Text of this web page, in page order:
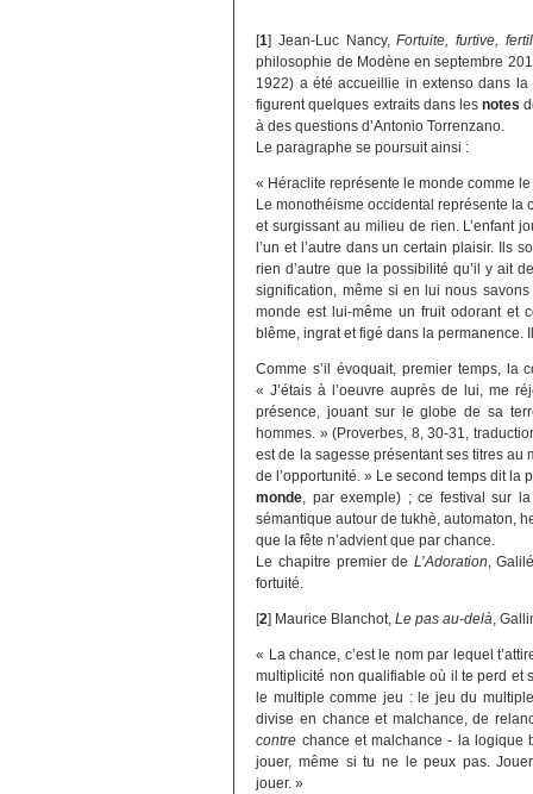
[1]Jean-Luc Nancy,Fortuite, furtive,
philosophie de Modène en septembre
1922) a été accueillie in extenso dans la
figurent quelques extraits dans les notes
à des questions d’Antonio Torrenzano.
Le paragraphe se poursuit ainsi :
« Héraclite représente le monde comme
Le monothéisme occidental représente la
et surgissant au milieu de rien. L’enfant
l’un et l’autre dans un certain plaisir. Ils
rien d’autre que la possibilité qu’il y ait
signification, même si en lui nous
monde est lui-même un fruit odorant et
blême, ingrat et figé dans la permanence.
Comme s’il évoquait, premier temps, la
« J’étais à l’oeuvre auprès de lui, me
présence, jouant sur le globe de sa
hommes. » (Proverbes, 8, 30-31,
est de la sagesse présentant ses titres au
de l’opportunité. » Le second temps dit
monde, par exemple) ; ce festival sur
sémantique autour de tukhè, automaton,
que la fête n’advient que par chance.
Le chapitre premier de L’Adoration,
fortuité.
[2] Maurice Blanchot,Le pas au-delà,
« La chance, c’est le nom par lequel
multiplicité non qualifiable où il te perd et
le multiple comme jeu : le jeu du
divise en chance et malchance, de
contre chance et malchance - la logique
jouer, même si tu ne le peux pas.
jouer. »